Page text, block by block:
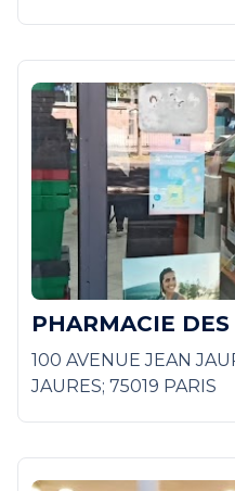
PHARMACIE
100 AVENUE JEAN
JAURES; 75019 PARIS